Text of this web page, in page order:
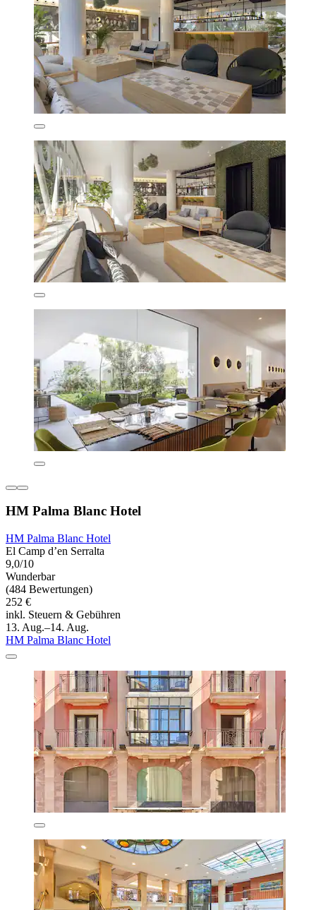
HM Palma Blanc Hotel
HM Palma Blanc Hotel
El Camp d’en Serralta
9,0/10
Wunderbar
(484 Bewertungen)
252 €
inkl. Steuern & Gebühren
13. Aug.–14. Aug.
HM Palma Blanc Hotel